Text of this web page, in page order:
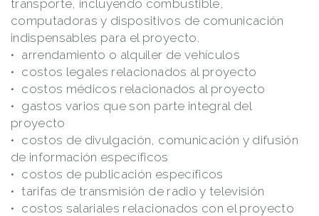
transporte, incluyendo combustible,
computadoras y dispositivos de comunicación
indispensables para el proyecto.
arrendamiento o alquiler de vehículos
costos legales relacionados al proyecto
costos médicos relacionados al proyecto
gastos varios que son parte integral del
proyecto
costos de divulgación, comunicación y difusión
de información específicos
costos de publicación específicos
tarifas de transmisión de radio y televisión
costos salariales relacionados con el proyecto